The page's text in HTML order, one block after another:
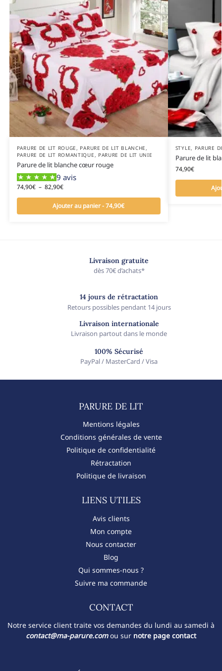
PARURE DE LIT ROUGE , PARURE DE LIT BLANCHE ,
PARURE DE LIT ROMANTIQUE , PARURE DE LIT UNIE
Parure de lit blanche cœur rouge
9 avis
74,90€ – 82,90€
Ajouter au panier - 74,90€
STYLE, PARURE
Parure de lit
74,90€
Livraison gratuite
dès 70€ d’achats*
14 jours de rétractation
Retours possibles pendant 14 jours
Livraison internationale
Livraison partout dans le monde
100% Sécurisé
PayPal / MasterCard / Visa
PARURE DE LIT​
Mentions légales
Conditions générales de vente
Politique de confidentialité
Rétractation
Politique de livraison
LIENS UTILES
Avis clients
Mon compte
Nous contacter
Blog
Qui sommes-nous ?
Suivre ma commande
CONTACT​
Notre service client traite vos demandes du lundi au samedi à
contact@ma-parure.comou sur notre page contact